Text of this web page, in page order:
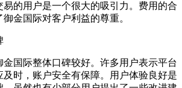
的用户是一个很大的吸引力。费用的合
金国际对客户利益的尊重。
金国际整体口碑较好。许多用户表示平台
时，账户安全有保障。用户体验良好是